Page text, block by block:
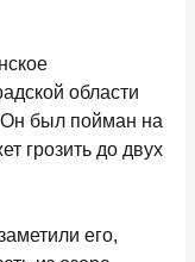
области
Он был пойман на
грозить до двух
его,